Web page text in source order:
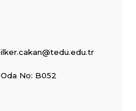
ilker.cakan@tedu.edu.tr
Oda No: B052